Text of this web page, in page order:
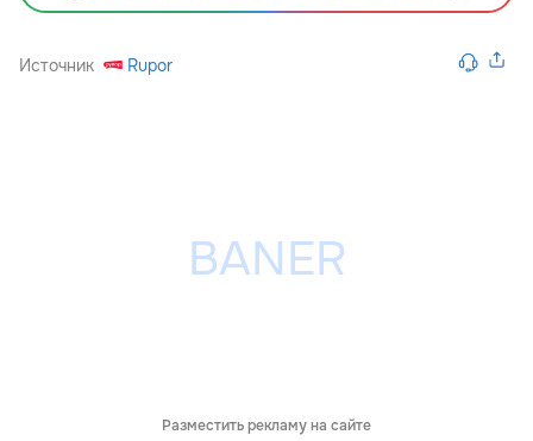
Источник Rupor
Разместить рекламу на сайте